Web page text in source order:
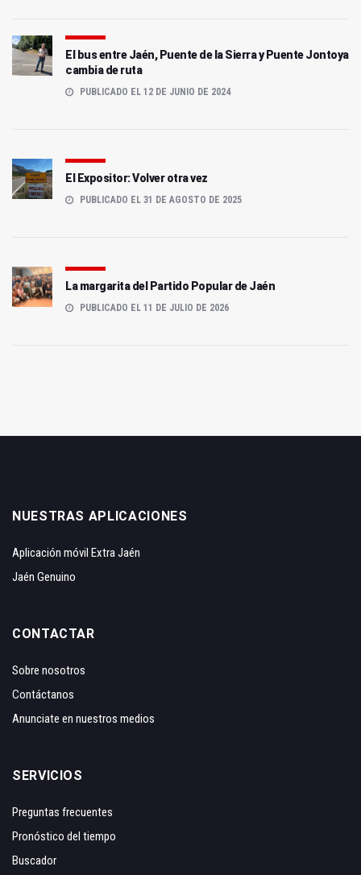
El bus entre Jaén, Puente de la Sierra y Puente Jontoya
cambia de ruta
PUBLICADO EL 12 DE JUNIO DE 2024
El Expositor: Volver otra vez
PUBLICADO EL 31 DE AGOSTO DE 2025
La margarita del Partido Popular de Jaén
PUBLICADO EL 11 DE JULIO DE 2026
NUESTRAS APLICACIONES
Aplicación móvil Extra Jaén
Jaén Genuino
CONTACTAR
Sobre nosotros
Contáctanos
Anunciate en nuestros medios
SERVICIOS
Preguntas frecuentes
Pronóstico del tiempo
Buscador